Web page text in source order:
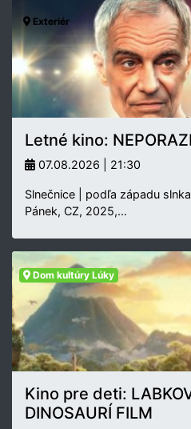
Exteriér
Letné kino:
07.08.2026 | 21:30
Slnečnice | podľa západu
Pánek, CZ, 2025,…
Dom kultúry Lúky
Kino pre deti:
DINOSAURÍ FILM